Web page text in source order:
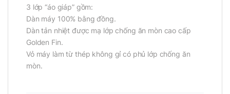
3 lớp “áo giáp” gồm:
Dàn máy 100% bằng đồng.
Dàn tản nhiệt được mạ lớp chống ăn mòn cao cấp
Golden Fin.
Vỏ máy làm từ thép không gỉ có phủ lớp chống ăn
mòn.